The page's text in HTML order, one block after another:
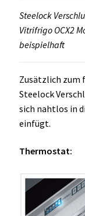
Steelock
Vitrifrigo OCX2
beispielhaft
Zusätzlich zum
Steelock
sich nahtlos in
einfügt.
Thermostat: